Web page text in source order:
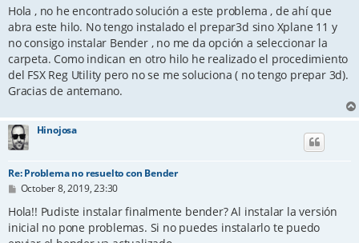
s
Hola , no he encontrado solución a este problema , de ahí que
abra este hilo. No tengo instalado el prepar3d sino Xplane 11 y
no consigo instalar Bender , no me da opción a seleccionar la
carpeta. Como indican en otro hilo he realizado el procedimiento
del FSX Reg Utility pero no se me soluciona ( no tengo prepar 3d).
Gracias de antemano.
Hinojosa
Re: Problema no resuelto con Bender
P
s
t
October 8, 2019, 23:30
Hola!! Pudiste instalar finalmente bender? Al instalar la versión
inicial no pone problemas. Si no puedes instalarlo te puedo